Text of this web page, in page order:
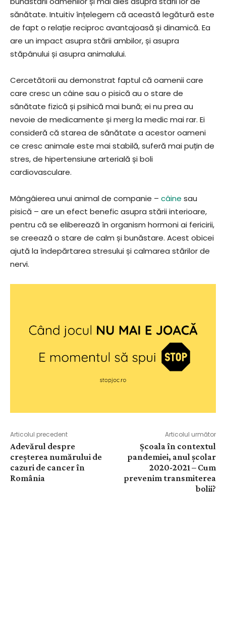
sănătate. Intuitiv înțelegem că această legătură este
de fapt o relație reciproc avantajoasă și dinamică. Ea
are un impact asupra stării ambilor, și asupra
stăpânului și asupra animalului.
Cercetătorii au demonstrat faptul că oamenii care
care cresc un câine sau o pisică au o stare de
sănătate fizică și psihică mai bună; ei nu prea au
nevoie de medicamente și merg la medic mai rar. Ei
consideră că starea de sănătate a acestor oameni
ce cresc animale este mai stabilă, suferă mai puțin de
stres, de hipertensiune arterială și boli
cardiovasculare.
Mângâierea unui animal de companie – câine sau
pisică – are un efect benefic asupra stării interioare,
pentru că se eliberează în organism hormoni ai fericirii,
se creează o stare de calm și bunăstare. Acest obicei
ajută la îndepărtarea stresului și calmarea stărilor de
nervi.
Articolul precedent
Adevărul despre
creșterea numărului de
cazuri de cancer în
România
Articolul următor
Școala în contextul
pandemiei, anul școlar
2020-2021 – Cum
prevenim transmiterea
bolii?